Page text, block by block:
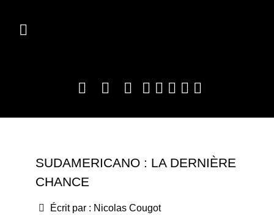
SUDAMERICANO : LA DERNIÈRE
CHANCE
Écrit par : Nicolas Cougot